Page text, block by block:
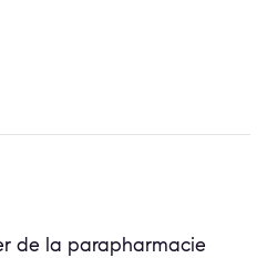
de la parapharmacie